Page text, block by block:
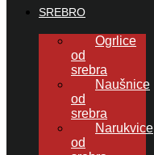
SREBRO
Ogrlice
od
srebra
Naušnice
od
srebra
Narukvice
od